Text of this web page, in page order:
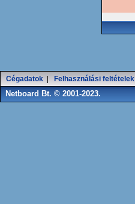
Cégadatok Felhasználási feltételek
Netboard Bt. © 2001-2023.